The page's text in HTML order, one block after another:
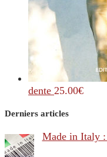
dente 25.00€
Derniers articles
Made in Italy :